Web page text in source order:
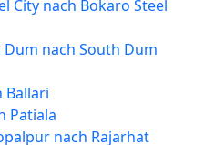
City nach Bokaro Steel
nach South Dum
Ballari
Patiala
nach Rajarhat